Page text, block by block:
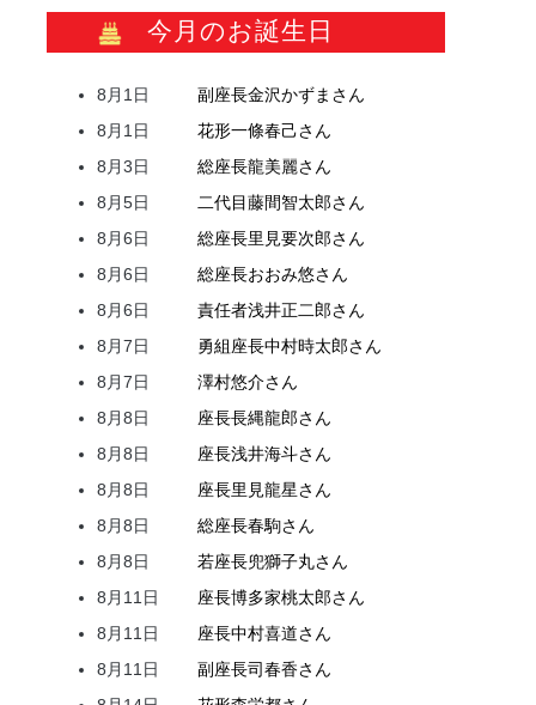
今月のお誕生日
8月1日 副座長金沢かずま さん
8月1日
花形一條春己さん
8月3日
総座長龍美麗さん
8月5日
二代目藤間智太郎さん
8月6日
総座長里見要次郎さん
8月6日
総座長おおみ悠さん
8月6日
責任者浅井正二郎さん
8月7日
勇組座長中村時太郎さん
8月7日
澤村悠介さん
8月8日
座長長縄龍郎さん
8月8日
座長浅井海斗さん
8月8日
座長里見龍星さん
8月8日
総座長春駒さん
8月8日
若座長兜獅子丸さん
8月11日
座長博多家桃太郎さん
8月11日
座長中村喜道さん
8月11日
副座長司春香さん